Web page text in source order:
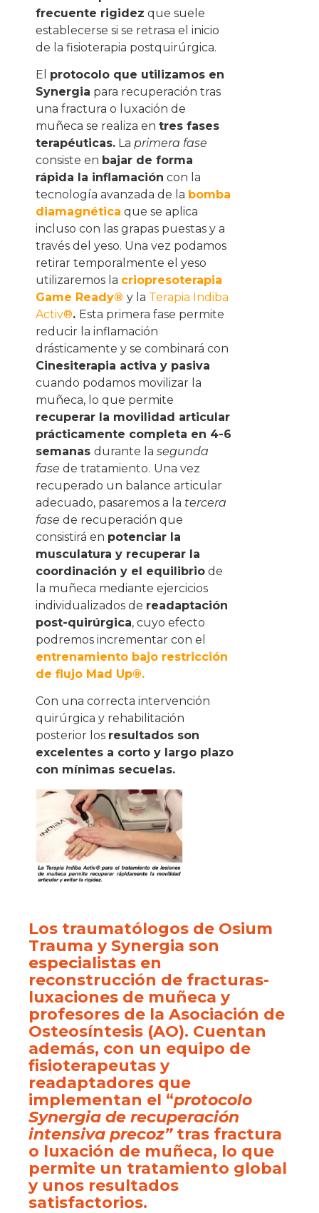
frecuente rigidez que suele
establecerse si se retrasa el inicio
de la fisioterapia postquirúrgica.
El protocolo que utilizamos en
Synergia para recuperación tras
una fractura o luxación de
muñeca se realiza en tres fases
terapéuticas. La primera fase
consiste en bajar de forma
rápida la inflamación con la
tecnología avanzada de la bomba
diamagnética que se aplica
incluso con las grapas puestas y a
través del yeso. Una vez podamos
retirar temporalmente el yeso
utilizaremos la criopresoterapia
Game Ready® y la Terapia Indiba
Activ®. Esta primera fase permite
reducir la inflamación
drásticamente y se combinará con
Cinesiterapia activa y pasiva
cuando podamos movilizar la
muñeca, lo que permite
recuperar la movilidad articular
prácticamente completa en 4-6
semanas durante la segunda
fase de tratamiento. Una vez
recuperado un balance articular
adecuado, pasaremos a la tercera
fase de recuperación que
consistirá en potenciar la
musculatura y recuperar la
coordinación y el equilibrio de
la muñeca mediante ejercicios
individualizados de readaptación
post-quirúrgica, cuyo efecto
podremos incrementar con el
entrenamiento bajo restricción
de flujo Mad Up®.
Con una correcta intervención
quirúrgica y rehabilitación
posterior los resultados son
excelentes a corto y largo plazo
con mínimas secuelas.
Los traumatólogos de Osium
Trauma y Synergia son
especialistas en
reconstrucción de fracturas-
luxaciones de muñeca y
profesores de la Asociación de
Osteosíntesis (AO). Cuentan
además, con un equipo de
fisioterapeutas y
readaptadores que
implementan el “protocolo
Synergia de recuperación
intensiva precoz”tras fractura
o luxación de muñeca, lo que
permite un tratamiento global
y unos resultados
satisfactorios.